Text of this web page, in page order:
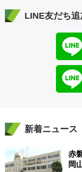
LINE友だち追
新着ニュース
赤
岡